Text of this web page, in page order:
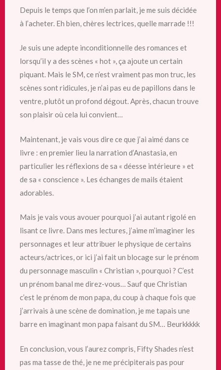
Depuis le temps que l’on m’en parlait, je me suis décidée
à l’acheter. Eh bien, chères lectrices, quelle marrade !!!
Je suis une adepte inconditionnelle des romances et
lorsqu’il y a des scènes « hot », ça ajoute un certain
piquant. Mais le SM, ce n’est vraiment pas mon truc, les
scènes sont ridicules, je n’ai pas eu de papillons dans le
ventre, plutôt un profond dégout. Après, chacun trouve
son plaisir où cela lui convient…
Maintenant, je vais vous dire ce que j’ai aimé dans ce
livre : en premier lieu la narration d’Anastasia, en
particulier les réflexions de sa « déesse intérieure » et
de sa « conscience ». Les échanges de mails étaient
adorables.
Mais je vais vous avouer pourquoi j’ai autant rigolé en
lisant ce livre. Dans mes lectures, j’aime m’imaginer les
personnages et leur attribuer le physique de certains
acteurs/actrices, or ici j’ai fait un blocage sur le prénom
du personnage masculin « Christian », pourquoi ? C’est
un prénom banal me direz-vous… Sauf que Christian
c’est le prénom de mon papa, du coup à chaque fois que
j’arrivais à une scène de domination, je me tapais une
barre en imaginant mon papa faisant du SM… Beurkkkkk
En conclusion, vous l’aurez compris, Fifty Shades n’est
pas ma tasse de thé, je ne me précipiterais pas pour